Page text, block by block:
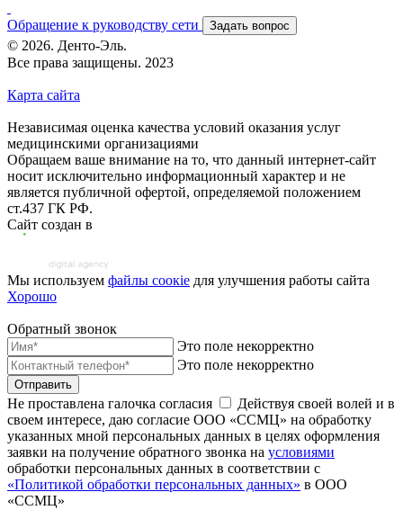
Обращение к руководству сети Задать вопрос
© 2026. Денто-Эль.
Все права защищены. 2023
Карта сайта
Независимая оценка качества условий оказания услуг
медицинскими организациями
Обращаем ваше внимание на то, что данный интернет-сайт
носит исключительно информационный характер и не
является публичной офертой, определяемой положением
ст.437 ГК РФ.
Сайт создан в
Мы используем файлы соoкіе для улучшения работы сайта
Хорошо
Обратный звонок
Это поле некорректно
Это поле некорректно
Отправить
Не проставлена галочка согласия
Действуя своей волей и в
своем интересе, даю согласие ООО «ССМЦ» на обработку
указанных мной персональных данных в целях оформления
заявки на получение обратного звонка на условиями
обработки персональных данных в соответствии с
«Политикой обработки персональных данных» в ООО
«ССМЦ»